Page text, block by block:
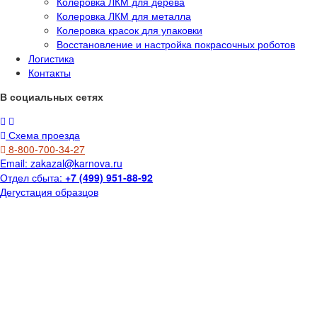
Колеровка ЛКМ для металла
Колеровка красок для упаковки
Восстановление и настройка покрасочных роботов
Логистика
Контакты
В социальных сетях
Схема проезда
8-800-700-34-27
Email: zakazal@karnova.ru
Отдел сбыта: +7 (499) 951-88-92
Дегустация образцов